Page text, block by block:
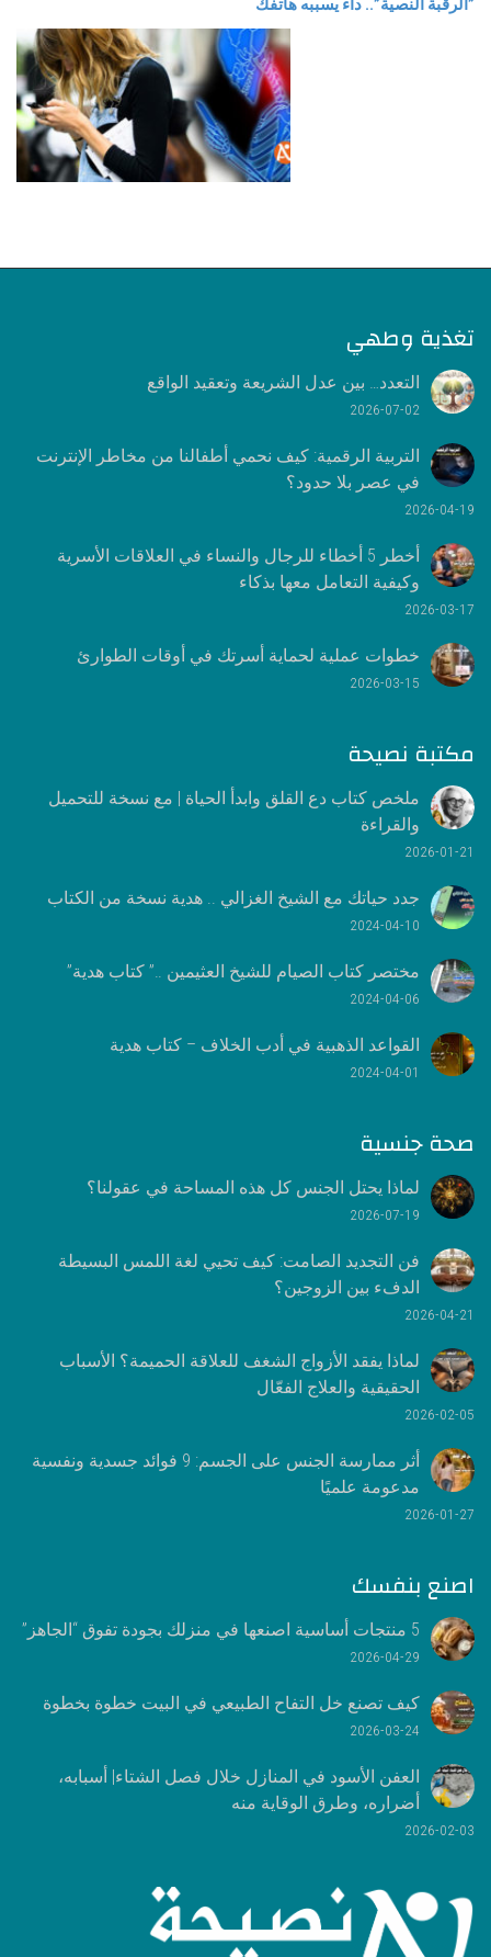
‫”الرقبة النصية”.. داء يسببه هاتفك
تغذية وطهي
التعدد… بين عدل الشريعة وتعقيد الواقع
2026-07-02
التربية الرقمية: كيف نحمي أطفالنا من مخاطر الإنترنت
في عصر بلا حدود؟
2026-04-19
أخطر 5 أخطاء للرجال والنساء في العلاقات الأسرية
وكيفية التعامل معها بذكاء
2026-03-17
خطوات عملية لحماية أسرتك في أوقات الطوارئ
2026-03-15
مكتبة نصيحة
ملخص كتاب دع القلق وابدأ الحياة | مع نسخة للتحميل
والقراءة
2026-01-21
جدد حياتك مع الشيخ الغزالي .. هدية نسخة من الكتاب
2024-04-10
مختصر كتاب الصيام للشيخ العثيمين ..” كتاب هدية”
2024-04-06
القواعد الذهبية في أدب الخلاف – كتاب هدية
2024-04-01
صحة جنسية
لماذا يحتل الجنس كل هذه المساحة في عقولنا؟
2026-07-19
فن التجديد الصامت: كيف تحيي لغة اللمس البسيطة
الدفء بين الزوجين؟
2026-04-21
لماذا يفقد الأزواج الشغف للعلاقة الحميمة؟ الأسباب
الحقيقية والعلاج الفعّال
2026-02-05
أثر ممارسة الجنس على الجسم: 9 فوائد جسدية ونفسية
مدعومة علميًا
2026-01-27
اصنع بنفسك
5 منتجات أساسية اصنعها في منزلك بجودة تفوق “الجاهز”
2026-04-29
كيف تصنع خل التفاح الطبيعي في البيت خطوة بخطوة
2026-03-24
العفن الأسود في المنازل خلال فصل الشتاء| أسبابه،
أضراره، وطرق الوقاية منه
2026-02-03